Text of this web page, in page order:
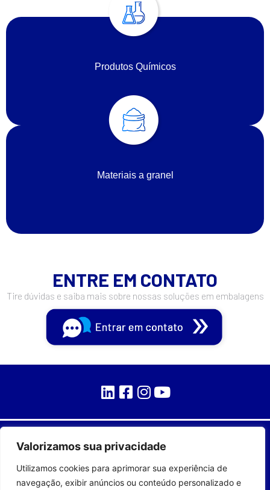
Valorizamos sua privacidade
Utilizamos cookies para aprimorar sua experiência de
navegação, exibir anúncios ou conteúdo personalizado e
Produtos Químicos
Materiais a granel
Tire dúvidas e saiba mais sobre nossas soluções em embalagens
ENTRE EM CONTATO